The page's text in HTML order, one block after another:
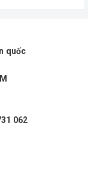
quốc
062